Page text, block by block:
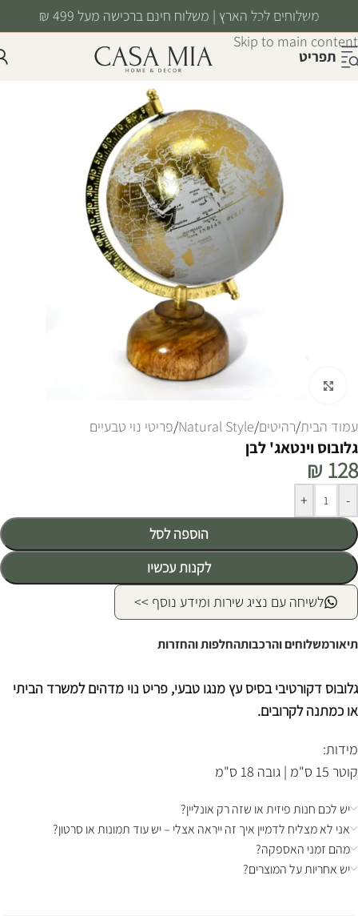
Skip to navigation
Skip to main content
משלוחים לכל הארץ | משלוח חינם ברכישה מעל 499 ₪
תפריט
עמוד הבית/רהיטים/
Natural Style
/פריטי נוי טבעיים
גלובוס וינטאג' לבן
₪ 128
-
+
הוספה לסל
לקנות עכשיו
Alternative:
לשיחה עם נציג שירות ומידע נוסף >>
תיאורמשלוחים והרכבותהחלפות והחזרות
גלובוס דקורטיבי בסיס עץ מנגו טבעי, פריט נוי מדהים למשרד הביתי
או כמתנה לקרובים.
מידות:
קוטר 15 ס"מ | גובה 18 ס"מ
יש לכם חנות פיזית או שזה רק אונליין?
אני לא מצליח לדמיין איך זה ייראה אצלי – יש עוד תמונות או סרטון?
מהם זמני האספקה?
יש אחריות על המוצרים?